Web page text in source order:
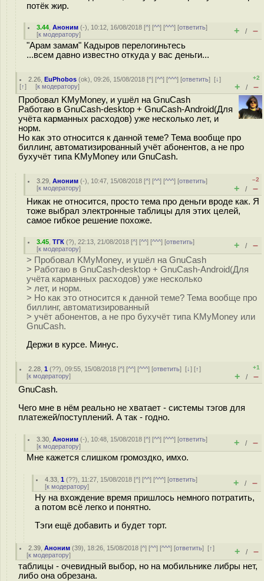
потёк жир.
3.44 ,Аноним (-), 10:12, 16/08/2018 [^] [^^] [^^^] [ответить]
[к модератору] + / –
"Арам замам" Кадыров перелогиньтесь
...всем давно известно откуда у вас деньги...
2.26 ,EuPhobos (ok), 09:26, 15/08/2018 [^] [^^] [^^^] [ответить][↓]
[↑] [к модератору]
+2
+ / –
Пробовал KMyMoney, и ушёл на GnuCash
Работаю в GnuCash-desktop + GnuCash-Android(Для
учёта карманных расходов) уже несколько лет, и
норм.
Но как это относится к данной теме? Тема вообще про
биллинг, автоматизированный учёт абонентов, а не про
бухучёт типа KMyMoney или GnuCash.
3.29 ,Аноним (-), 10:47, 15/08/2018 [^] [^^] [^^^] [ответить]
[к модератору]
–2
+ / –
Никак не относится, просто тема про деньги вроде как. Я
тоже выбрал электронные таблицы для этих целей,
самое гибкое решение похоже.
3.45 ,ТГК (?), 22:13, 21/08/2018 [^] [^^] [^^^] [ответить]
[к модератору] + / –
> Пробовал KMyMoney, и ушёл на GnuCash
> Работаю в GnuCash-desktop + GnuCash-Android(Для
учёта карманных расходов) уже несколько
> лет, и норм.
> Но как это относится к данной теме? Тема вообще про
биллинг, автоматизированный
> учёт абонентов, а не про бухучёт типа KMyMoney или
GnuCash.
Держи в курсе. Минус.
2.28 ,1 (??), 09:55, 15/08/2018 [^] [^^] [^^^] [ответить][↓] [↑]
[к модератору]
+1
+ / –
GnuCash.
Чего мне в нём реально не хватает - системы тэгов для
платежей/поступлений. А так - годно.
3.30 ,Аноним (-), 10:48, 15/08/2018 [^] [^^] [^^^] [ответить]
[к модератору] + / –
Мне кажется слишком громоздко, имхо.
4.33 ,1 (??), 11:27, 15/08/2018 [^] [^^] [^^^] [ответить]
[к модератору] + / –
Ну на вхождение время пришлось немного потратить,
а потом всё легко и понятно.
Тэги ещё добавить и будет торт.
2.39 ,Аноним (39), 18:26, 15/08/2018 [^] [^^] [^^^] [ответить][↑]
[к модератору] + / –
таблицы - очевидный выбор, но на мобильнике либры нет,
либо она обрезана.